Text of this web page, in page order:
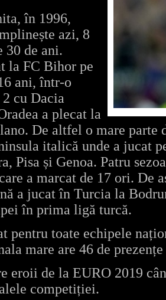
în 1996,
azi, 8
30 de ani.
la FC Bihor pe
ani, într-o
cu Dacia
a plecat la
De altfel o mare parte
italică unde a jucat
Pisa și Genoa. Patru
a marcat de 17 ori. De
a jucat în Turcia la
în prima ligă turcă.
pentru toate echipele
mare are 46 de
eroii de la EURO 2019
competiției.